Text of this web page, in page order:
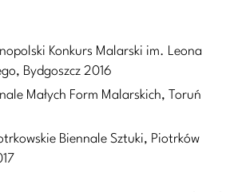
Konkurs Malarski im. Leona
Bydgoszcz 2016
Małych Form Malarskich, Toruń
Biennale Sztuki, Piotrków